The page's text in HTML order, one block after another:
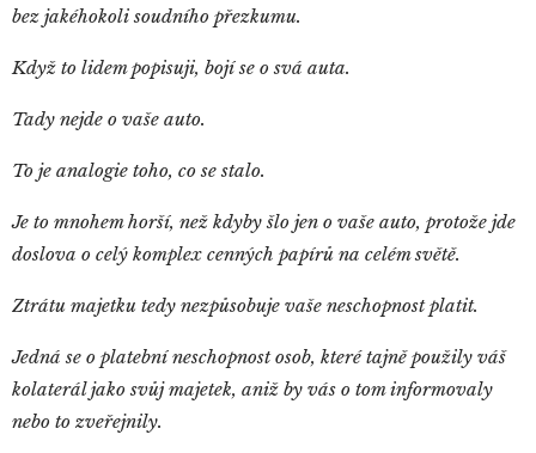
bez jakéhokoli soudního přezkumu.
Když to lidem popisuji, bojí se o svá auta.
Tady nejde o vaše auto.
To je analogie toho, co se stalo.
Je to mnohem horší, než kdyby šlo jen o vaše auto, protože jde
doslova o celý komplex cenných papírů na celém světě.
Ztrátu majetku tedy nezpůsobuje vaše neschopnost platit.
Jedná se o platební neschopnost osob, které tajně použily váš
kolaterál jako svůj majetek, aniž by vás o tom informovaly
nebo to zveřejnily.